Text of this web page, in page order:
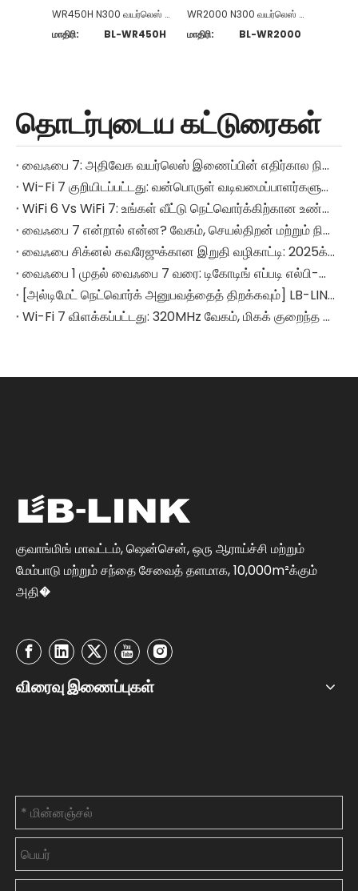
WR450H N300 வயர்லெஸ் ரூட்டர்
மாதிரி:
BL-WR450H
WR2000 N300 வயர்லெஸ் ரூட்டர்
மாதிரி:
BL-WR2000
தொடர்புடைய கட்டுரைகள்
வைஃபை 7: அதிவேக வயர்லெஸ் இணைப்பின் எதிர்கால நிலப்பரப்பை மாற்றியமைத்தல்
Wi-Fi 7 குறியிடப்பட்டது: வன்பொருள் வடிவமைப்பாளர்களுக்கான முக்கிய தொழில்நுட்பங்கள் மற்றும் ஒருங்கிணைப்பு சவால்கள்
WiFi 6 Vs WiFi 7: உங்கள் வீட்டு நெட்வொர்க்கிற்கான உண்மையான மேம்படுத்தல் எது?
வைஃபை 7 என்றால் என்ன? வேகம், செயல்திறன் மற்றும் நிஜ-உலகப் பயன்பாடுகளுக்கான 2025 வழிகாட்டி
வைஃபை சிக்னல் கவரேஜுக்கான இறுதி வழிகாட்டி: 2025க்கான தொழில்நுட்பக் கோட்பாடுகள் & மேம்பட்ட மேம்படுத்தல் உதவிக்குறிப்புகள் (சோதனை தரவு மற்றும் சாதனத் தேர்வு சரிபார்ப்புப் பட்டியலுடன்)
வைஃபை 1 முதல் வைஃபை 7 வரை: டிகோடிங் எப்படி எல்பி-லிங்க் ஹோம் நெட்வொர்க்கிங் அனுபவத்தை மாற்றியமைக்கிறது
[அல்டிமேட் நெட்வொர்க் அனுபவத்தைத் திறக்கவும்] LB-LINK BE6500 Wi-Fi 7 வயர்லெஸ் USB அடாப்டர்: உங்கள் ஆன்லைன் வாழ்க்கையை மறுவரையறை செய்யுங்கள்
Wi-Fi 7 விளக்கப்பட்டது: 320MHz வேகம், மிகக் குறைந்த தாமதம் & உலகளாவிய பயன்பாடுகள் வழிகாட்டி
குவாங்மிங் மாவட்டம், ஷென்சென், ஒரு ஆராய்ச்சி மற்றும்
மேம்பாடு மற்றும் சந்தை சேவைத் தளமாக, 10,000m²க்கும்
அதி�
விரைவு இணைப்புகள்